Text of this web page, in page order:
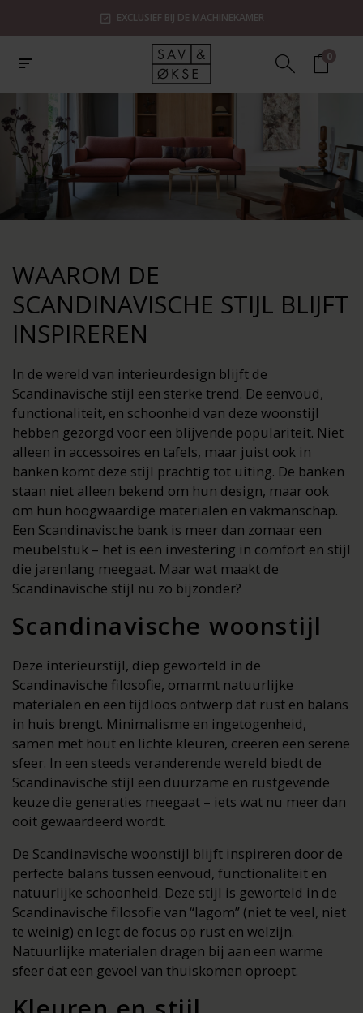
EXCLUSIEF BIJ DE MACHINEKAMER
0
WAAROM DE
SCANDINAVISCHE STIJL BLIJFT
INSPIREREN
In de wereld van interieurdesign blijft de
Scandinavische stijl een sterke trend. De eenvoud,
functionaliteit, en schoonheid van deze woonstijl
hebben gezorgd voor een blijvende populariteit. Niet
alleen in accessoires en tafels, maar juist ook in
banken komt deze stijl prachtig tot uiting. De banken
staan niet alleen bekend om hun design, maar ook
om hun hoogwaardige materialen en vakmanschap.
Een Scandinavische bank is meer dan zomaar een
meubelstuk – het is een investering in comfort en stijl
die jarenlang meegaat. Maar wat maakt de
Scandinavische stijl nu zo bijzonder?
Scandinavische woonstijl
Deze interieurstijl, diep geworteld in de
Scandinavische filosofie, omarmt natuurlijke
materialen en een tijdloos ontwerp dat rust en balans
in huis brengt. Minimalisme en ingetogenheid,
samen met hout en lichte kleuren, creëren een serene
sfeer. In een steeds veranderende wereld biedt de
Scandinavische stijl een duurzame en rustgevende
keuze die generaties meegaat – iets wat nu meer dan
ooit gewaardeerd wordt.
De Scandinavische woonstijl blijft inspireren door de
perfecte balans tussen eenvoud, functionaliteit en
natuurlijke schoonheid. Deze stijl is geworteld in de
Scandinavische filosofie van “lagom” (niet te veel, niet
te weinig) en legt de focus op rust en welzijn.
Natuurlijke materialen dragen bij aan een warme
sfeer dat een gevoel van thuiskomen oproept.